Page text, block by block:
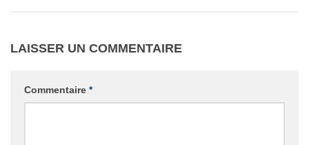
LAISSER UN COMMENTAIRE
Commentaire *